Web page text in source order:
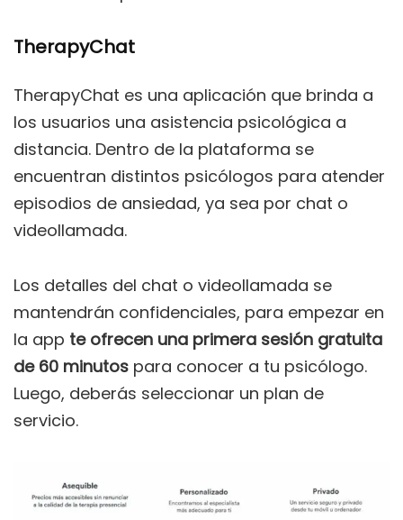
TherapyChat
TherapyChat es una aplicación que brinda a
los usuarios una asistencia psicológica a
distancia. Dentro de la plataforma se
encuentran distintos psicólogos para atender
episodios de ansiedad, ya sea por chat o
videollamada.
Los detalles del chat o videollamada se
mantendrán confidenciales, para empezar en
la app te ofrecen una primera sesión gratuita
de 60 minutos para conocer a tu psicólogo.
Luego, deberás seleccionar un plan de
servicio.